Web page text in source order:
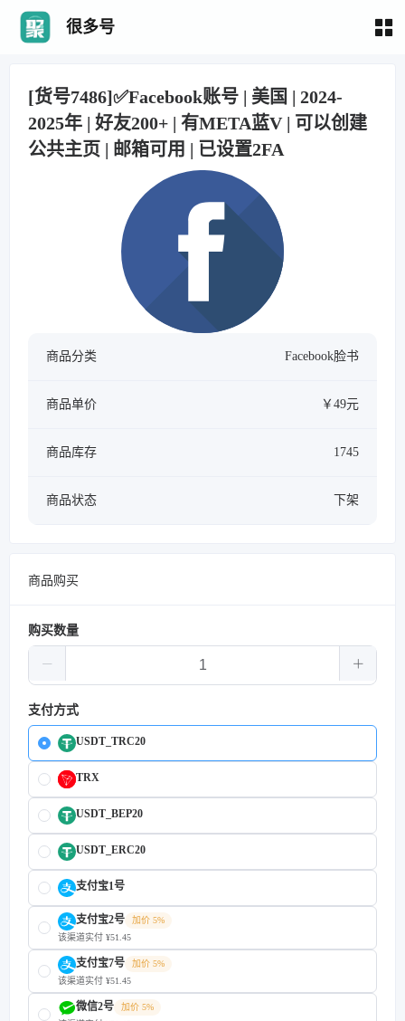
很多号
[货号7486]✅Facebook账号 | 美国 | 2024-
2025年 | 好友200+ | 有META蓝V | 可以创建
公共主页 | 邮箱可用 | 已设置2FA
商品分类 Facebook脸书
商品单价 ￥49元
商品库存 1745
商品状态 下架
商品购买
购买数量
支付方式
USDT_TRC20
TRX
USDT_BEP20
USDT_ERC20
支付宝1号
支付宝2号
加价 5%
该渠道实付 ¥51.45
支付宝7号
加价 5%
该渠道实付 ¥51.45
微信2号
加价 5%